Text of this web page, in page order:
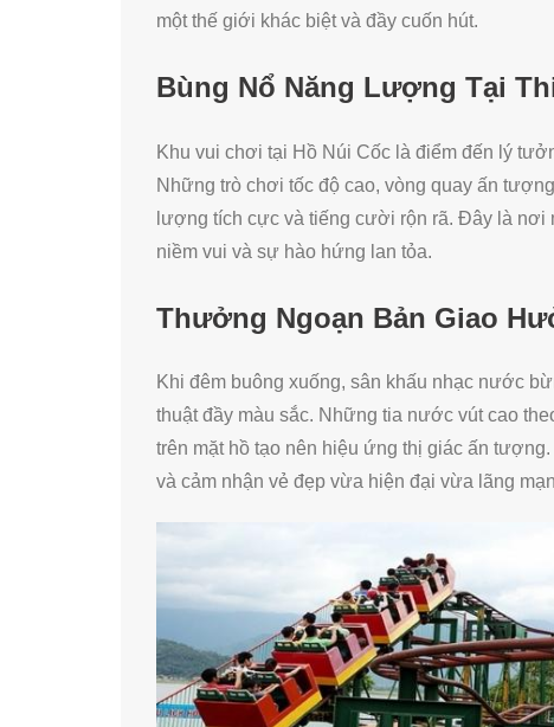
một thế giới khác biệt và đầy cuốn hút.
Bùng Nổ Năng Lượng Tại
Khu vui chơi tại Hồ Núi Cốc là điểm đến lý
Những trò chơi tốc độ cao, vòng quay ấn
lượng tích cực và tiếng cười rộn rã. Đây là
niềm vui và sự hào hứng lan tỏa.
Thưởng Ngoạn Bản Giao
Khi đêm buông xuống, sân khấu nhạc nước
thuật đầy màu sắc. Những tia nước vút cao
trên mặt hồ tạo nên hiệu ứng thị giác ấn
và cảm nhận vẻ đẹp vừa hiện đại vừa lãng